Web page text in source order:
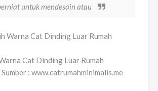
untuk mendesain atau
Cat Dinding Luar Rumah
: www.catrumahminimalis.me